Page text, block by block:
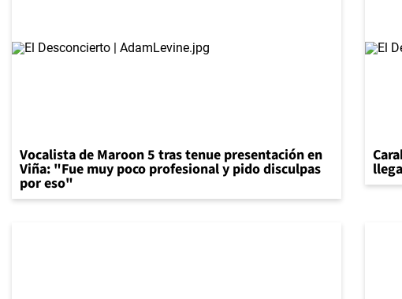
Vocalista de Maroon 5 tras tenue presentación en
Viña: "Fue muy poco profesional y pido disculpas
por eso"